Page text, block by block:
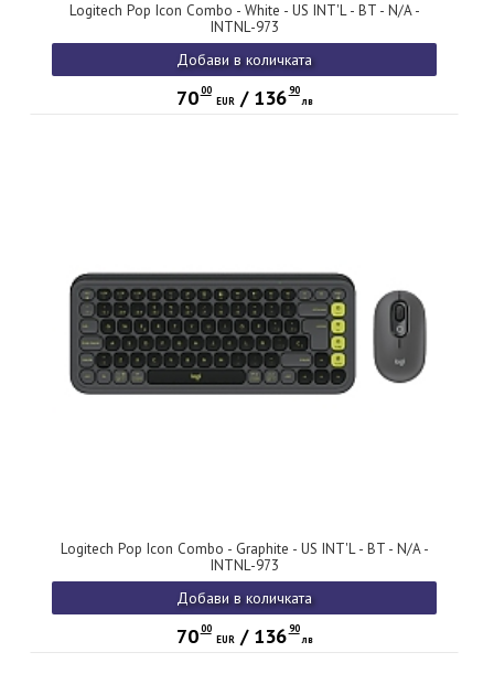
Logitech Pop Icon Combo - White - US INT'L - BT - N/A -
INTNL-973
Добави в количката
70 00
EUR/ 136 90
лв
Logitech Pop Icon Combo - Graphite - US INT'L - BT - N/A -
INTNL-973
Добави в количката
70 00
EUR/ 136 90
лв